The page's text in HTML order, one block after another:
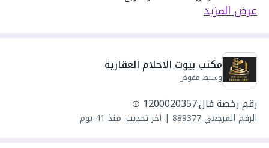
يحدها 1 شارع: جنوبية٬ بعرض 20 م
مكونة من: 6 غرف
واصل مياه
سنة البناء: 2026
سعرها 1400000 ر.س
عرض المزيد
مكتب بيوت الاحلام العقارية
وسيط مفوض
رقم رخصة فال:1200020357
الرقم المرجعي889377
|آخر تحديث: منذ 41 يوم